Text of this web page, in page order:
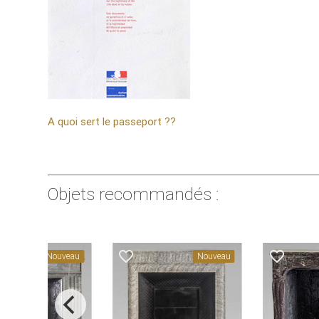
A quoi sert le passeport ??
Objets recommandés :
favorite_border Nouveau favorite_border
Nouveau